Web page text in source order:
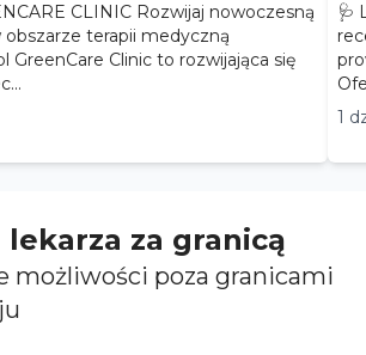
Rozwijaj nowoczesną
obszarze terapii medyczną
🩺
1
lekarza za granicą
możliwości poza granicami